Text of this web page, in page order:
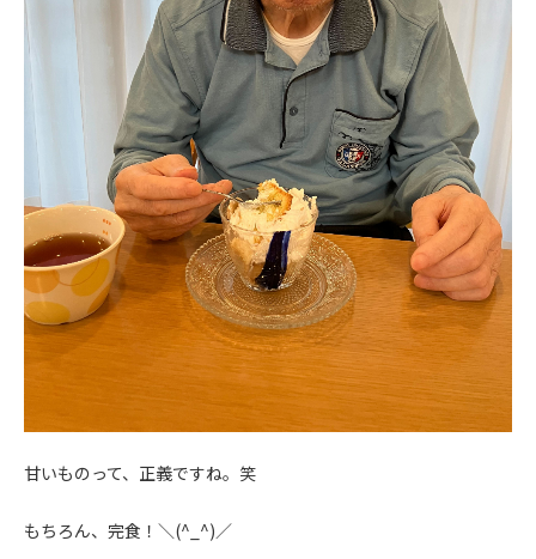
甘いものって、正義ですね。笑
もちろん、完食！＼(^_^)／